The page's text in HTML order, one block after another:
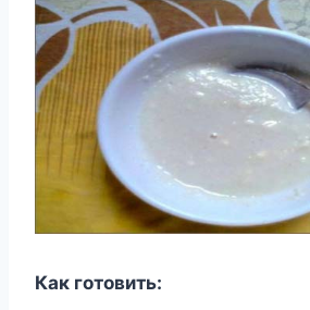
Как готовить: